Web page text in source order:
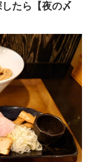
たら【夜の〆